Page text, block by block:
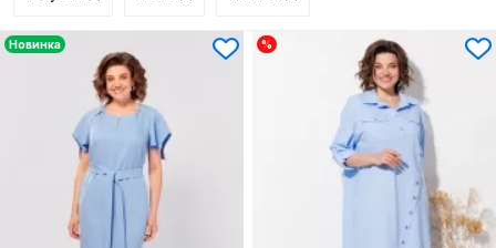
Новинка %